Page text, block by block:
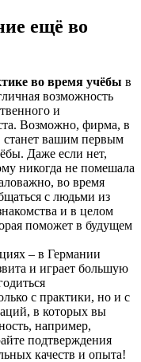
ещё во
во время учёбы в
возможность
и
Возможно, фирма, в
станет вашим первым
Даже если нет,
никогда не помешала
во время
с людьми из
и в целом
поможет в будущем
– в Германии
и играет большую
с практики, но и с
в которых вы
например,
подтверждения
качеств и опыта!